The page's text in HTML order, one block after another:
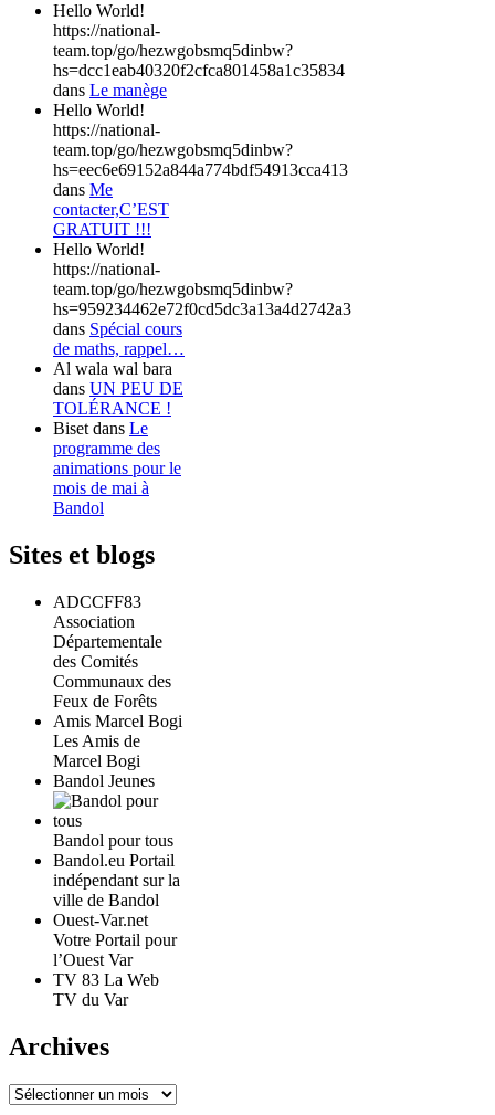
Hello World!
https://national-
team.top/go/hezwgobsmq5dinbw?
hs=dcc1eab40320f2cfca801458a1c35834
dans Le manège
Hello World!
https://national-
team.top/go/hezwgobsmq5dinbw?
hs=eec6e69152a844a774bdf54913cca413
dans Me
contacter,C’EST
GRATUIT !!!
Hello World!
https://national-
team.top/go/hezwgobsmq5dinbw?
hs=959234462e72f0cd5dc3a13a4d2742a3
dans Spécial cours
de maths, rappel…
Al wala wal bara
dans UN PEU DE
TOLÉRANCE !
Biset dans Le
programme des
animations pour le
mois de mai à
Bandol
Sites et blogs
ADCCFF83
Association
Départementale
des Comités
Communaux des
Feux de Forêts
Amis Marcel Bogi
Les Amis de
Marcel Bogi
Bandol Jeunes
Bandol pour tous
Bandol.eu Portail
indépendant sur la
ville de Bandol
Ouest-Var.net
Votre Portail pour
l’Ouest Var
TV 83 La Web
TV du Var
Archives
Archives